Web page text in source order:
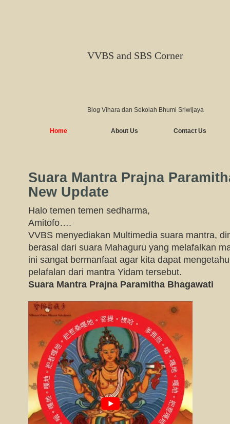
VVBS and SBS Corner
Blog Vihara dan Sekolah Bhumi Sriwijaya
Home About Us Contact Us
Suara Mantra Prajna
New Update
Halo temen temen sedharma,
Amitofo….
VVBS menyediakan Multimedia suara mantra,
berasal dari suara Mahaguru yang melafalkan
ini sangat bermanfaat agar kita dapat
pelafalan dari mantra Yidam tersebut.
Suara Mantra Prajna Paramitha Bhagawati